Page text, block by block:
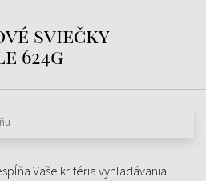
sviečky
624g
Vaše kritéria vyhľadávania.